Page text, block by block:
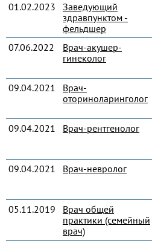
01.02.2023
Заведующий
здравпунктом -
фельдшер
07.06.2022
Врач-акушер-
гинеколог
09.04.2021
Врач-
оториноларинголог
09.04.2021
Врач-рентгенолог
09.04.2021
Врач-невролог
05.11.2019
Врач общей
практики (семейный
врач)